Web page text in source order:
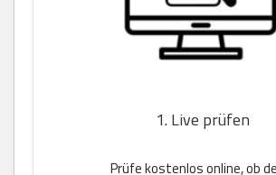
1. Live prüfen
Prüfe kostenlos online, ob